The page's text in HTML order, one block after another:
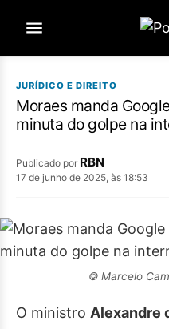
JURÍDICO E DIREITO
Moraes manda
minuta do golpe na
Publicado por RBN
17 de junho de 2025, às 18:53
© Marcelo
O ministro Alexandre